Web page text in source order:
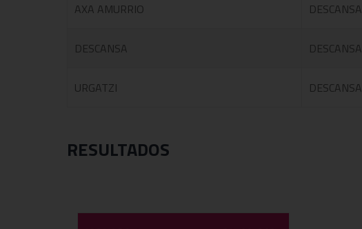
AXA AMURRIO DESCANSA
DESCANSA DESCANSA
URGATZI DESCANSA
RESULTADOS